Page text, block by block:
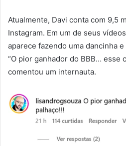
Atualmente, Davi conta com 9,5
Instagram. Em um de seus
aparece fazendo uma dancinha
“O pior ganhador do BBB… esse
comentou um internauta.